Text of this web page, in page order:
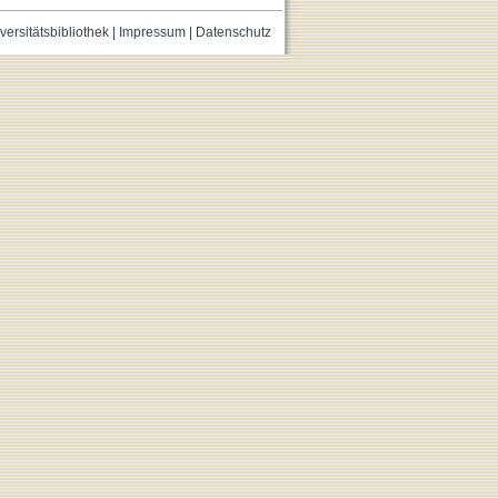
| Impressum| Datenschutz